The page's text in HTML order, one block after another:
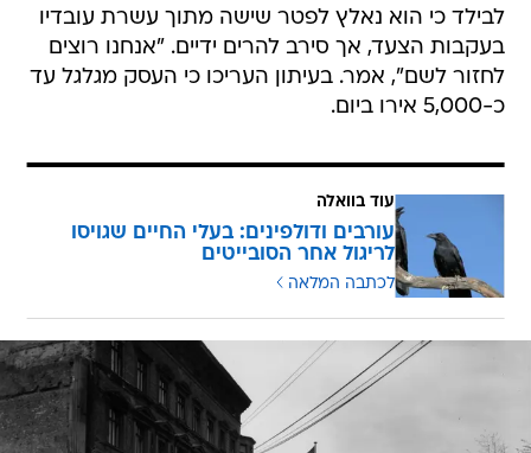
לבילד כי הוא נאלץ לפטר שישה מתוך עשרת עובדיו
בעקבות הצעד, אך סירב להרים ידיים. "אנחנו רוצים
לחזור לשם", אמר. בעיתון העריכו כי העסק מגלגל עד
כ-5,000 אירו ביום.
עוד בוואלה
עורבים ודולפינים: בעלי החיים שגויסו
לריגול אחר הסובייטים
לכתבה המלאה